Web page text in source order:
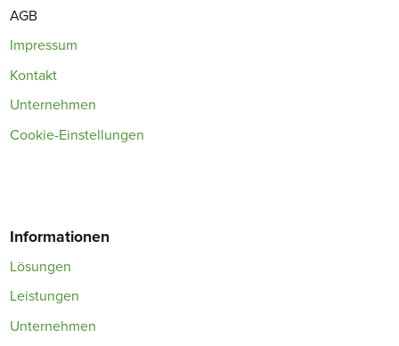
AGB
Impressum
Kontakt
Unternehmen
Cookie-Einstellungen
Informationen
Lösungen
Leistungen
Unternehmen